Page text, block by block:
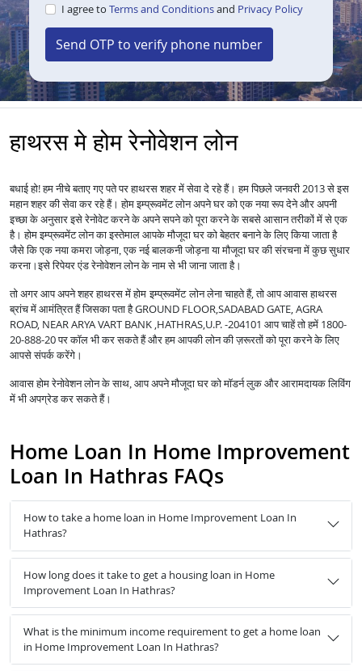
I agree to Terms and Conditionsand Privacy Policy
Send OTP to verify phone number
हाथरस मे होम रेनोवेशन लोन
बधाई हो! हम नीचे बताए गए पते पर हाथरस शहर में सेवा दे रहे हैं। हम पिछले जनवरी 2013 से इस
महान शहर की सेवा कर रहे हैं।होम इम्प्रूवमेंट लोन अपने घर को एक नया रूप देने और अपनी
इच्छा के अनुसार इसे रेनोवेट करने के अपने सपने को पूरा करने के सबसे आसान तरीकों में से एक
है।होम इम्प्रूवमेंट लोन का इस्तेमाल आपके मौजूदा घर को बेहतर बनाने के लिए किया जाता है
जैसे कि एक नया कमरा जोड़ना, एक नई बालकनी जोड़ना या मौजूदा घर की संरचना में कुछ सुधार
करना।इसे रिपेयर एंड रेनोवेशन लोन के नाम से भी जाना जाता है।
तो अगर आप अपने शहर हाथरस मेंहोम इम्प्रूवमेंट लोनलेना चाहते हैं, तो आप आवास हाथरस
ब्रांच में आमंत्रित हैं जिसका पता है GROUND FLOOR,SADABAD GATE, AGRA
ROAD, NEAR ARYA VART BANK ,HATHRAS,U.P. -204101 आप चाहें तो हमें 1800-
20-888-20 पर कॉल भी कर सकते हैं और हम आपकी लोन की ज़रूरतों को पूरा करने के लिए
आपसे संपर्क करेंगे।
आवास होम रेनोवेशन लोन के साथ, आप अपने मौजूदा घर को मॉडर्न लुक और आरामदायक लिविंग
में भी अपग्रेड कर सकते हैं।
Home Loan In Home Improvement
Loan In Hathras FAQs
How to take a home loan in Home Improvement Loan In
Hathras?
How long does it take to get a housing loan in Home
Improvement Loan In Hathras?
What is the minimum income requirement to get a home loan
in Home Improvement Loan In Hathras?